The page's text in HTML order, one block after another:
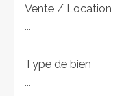
Vente / Location
...
Type de bien
...